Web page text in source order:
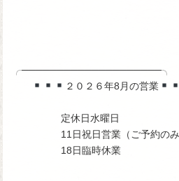
╭────────────────────╮
２０２６年8月の営業
定休日水曜日
11日祝日営業（ご予約のみ
18日臨時休業